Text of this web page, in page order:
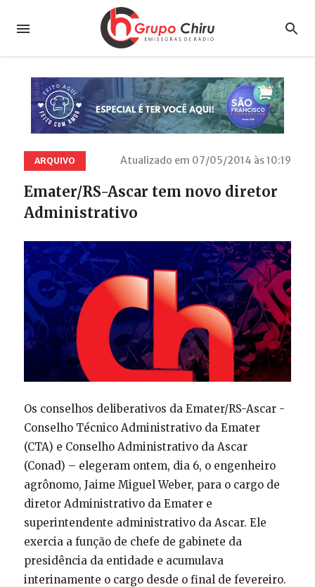
ARQUIVO Atualizado em 07/05/2014 às 10:19
Emater/RS-Ascar tem novo diretor
Administrativo
Os conselhos deliberativos da Emater/RS-Ascar -
Conselho Técnico Administrativo da Emater
(CTA) e Conselho Administrativo da Ascar
(Conad) – elegeram ontem, dia 6, o engenheiro
agrônomo, Jaime Miguel Weber, para o cargo de
diretor Administrativo da Emater e
superintendente administrativo da Ascar. Ele
exercia a função de chefe de gabinete da
presidência da entidade e acumulava
interinamente o cargo desde o final de fevereiro.